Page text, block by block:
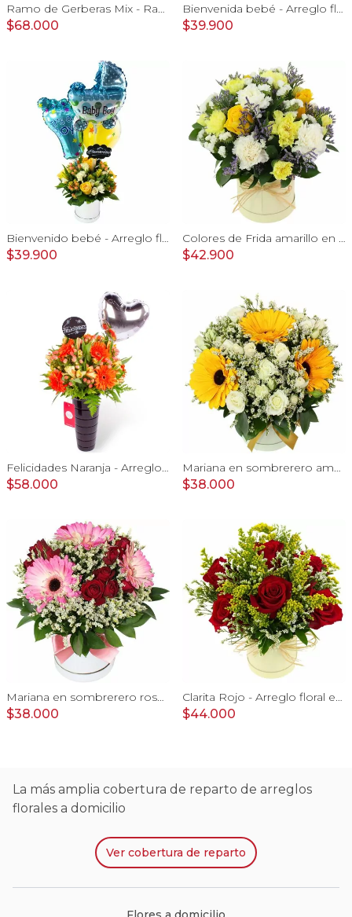
Ramo de Gerberas Mix - Ramo con 30 gerberas multicolor y ruscus
$68.000
Bienvenida bebé - Arreglo floral con globos, rosas blanci, minirosas rosado, astromelias morado e hypericum
$39.900
Bienvenido bebé - Arreglo floral con globos, rosas amarillo, minirosas blanco, astromelias e hypericum
$39.900
Colores de Frida amarillo en sombrerero - Arreglo floral con rosas, claveles, estate y limonium
$42.900
Felicidades Naranja - Arreglo floral con globo, gerberas y astromelias naranjas e hypericum
$58.000
Mariana en sombrerero amarillo - Arreglo floral con gerberas amarillo, minirosas y limonium
$38.000
Mariana en sombrerero rosado - Arreglo floral con gerberas rosado, minirosas y limonium
$38.000
Clarita Rojo - Arreglo floral en sombrerero con rosas Rojo, limonium y vara de oro
$44.000
La más amplia cobertura de reparto de arreglos
florales a domicilio
Ver cobertura de reparto